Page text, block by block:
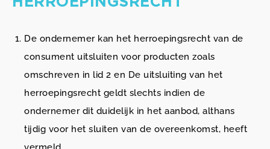
De ondernemer kan het herroepingsrecht van de
consument uitsluiten voor producten zoals
omschreven in lid 2 en De uitsluiting van het
herroepingsrecht geldt slechts indien de
ondernemer dit duidelijk in het aanbod, althans
tijdig voor het sluiten van de overeenkomst, heeft